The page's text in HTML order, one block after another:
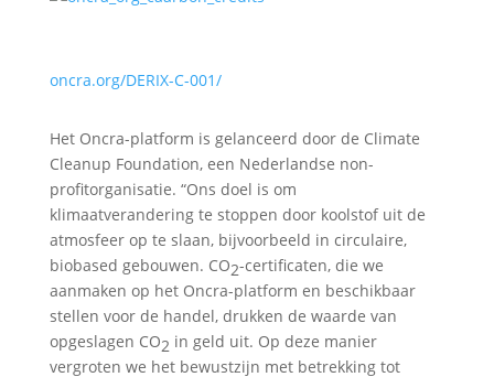
oncra.org/DERIX-C-001/
Het Oncra-platform is gelanceerd door de Climate
Cleanup Foundation, een Nederlandse non-
profitorganisatie. “Ons doel is om
klimaatverandering te stoppen door koolstof uit de
atmosfeer op te slaan, bijvoorbeeld in circulaire,
biobased gebouwen. CO2-certificaten, die we
aanmaken op het Oncra-platform en beschikbaar
stellen voor de handel, drukken de waarde van
opgeslagen CO2 in geld uit. Op deze manier
vergroten we het bewustzijn met betrekking tot